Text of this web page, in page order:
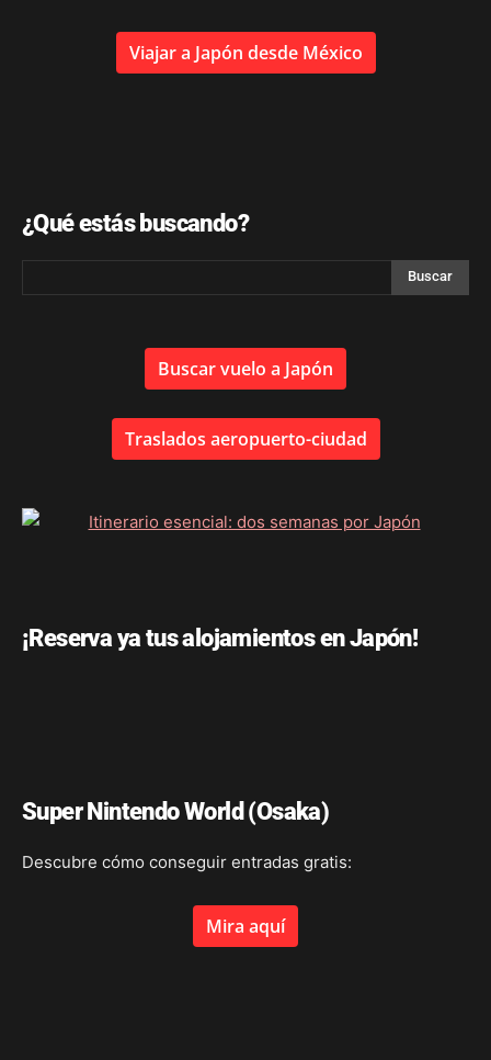
Viajar a Japón desde México
¿Qué estás buscando?
Buscar vuelo a Japón
Traslados aeropuerto-ciudad
¡Reserva ya tus alojamientos en Japón!
Super Nintendo World (Osaka)
Descubre cómo conseguir entradas gratis:
Mira aquí